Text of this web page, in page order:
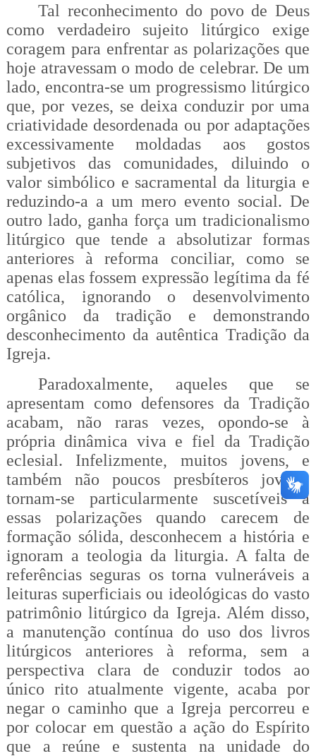
Tal reconhecimento do povo de Deus
como verdadeiro sujeito litúrgico exige
coragem para enfrentar as polarizações que
hoje atravessam o modo de celebrar. De um
lado, encontra-se um progressismo litúrgico
que, por vezes, se deixa conduzir por uma
criatividade desordenada ou por adaptações
excessivamente moldadas aos gostos
subjetivos das comunidades, diluindo o
valor simbólico e sacramental da liturgia e
reduzindo-a a um mero evento social. De
outro lado, ganha força um tradicionalismo
litúrgico que tende a absolutizar formas
anteriores à reforma conciliar, como se
apenas elas fossem expressão legítima da fé
católica, ignorando o desenvolvimento
orgânico da tradição e demonstrando
desconhecimento da autêntica Tradição da
Igreja.
Paradoxalmente, aqueles que se
apresentam como defensores da Tradição
acabam, não raras vezes, opondo-se à
própria dinâmica viva e fiel da Tradição
eclesial. Infelizmente, muitos jovens, e
também não poucos presbíteros jovens,
tornam-se particularmente suscetíveis a
essas polarizações quando carecem de
formação sólida, desconhecem a história e
ignoram a teologia da liturgia. A falta de
referências seguras os torna vulneráveis a
leituras superficiais ou ideológicas do vasto
patrimônio litúrgico da Igreja. Além disso,
a manutenção contínua do uso dos livros
litúrgicos anteriores à reforma, sem a
perspectiva clara de conduzir todos ao
único rito atualmente vigente, acaba por
negar o caminho que a Igreja percorreu e
por colocar em questão a ação do Espírito
que a reúne e sustenta na unidade do